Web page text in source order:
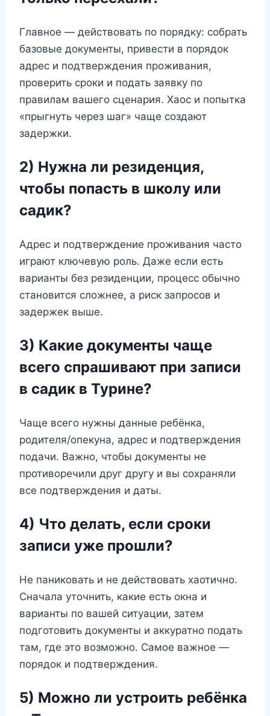
Главное — действовать по порядку: собрать
базовые документы, привести в порядок
адрес и подтверждения проживания,
проверить сроки и подать заявку по
правилам вашего сценария. Хаос и попытка
«прыгнуть через шаг» чаще создают
задержки.
2) Нужна ли резиденция,
чтобы попасть в школу или
садик?
Адрес и подтверждение проживания часто
играют ключевую роль. Даже если есть
варианты без резиденции, процесс обычно
становится сложнее, а риск запросов и
задержек выше.
3) Какие документы чаще
всего спрашивают при записи
в садик в Турине?
Чаще всего нужны данные ребёнка,
родителя/опекуна, адрес и подтверждения
подачи. Важно, чтобы документы не
противоречили друг другу и вы сохраняли
все подтверждения и даты.
4) Что делать, если сроки
записи уже прошли?
Не паниковать и не действовать хаотично.
Сначала уточнить, какие есть окна и
варианты по вашей ситуации, затем
подготовить документы и аккуратно подать
там, где это возможно. Самое важное —
порядок и подтверждения.
5) Можно ли устроить ребёнка